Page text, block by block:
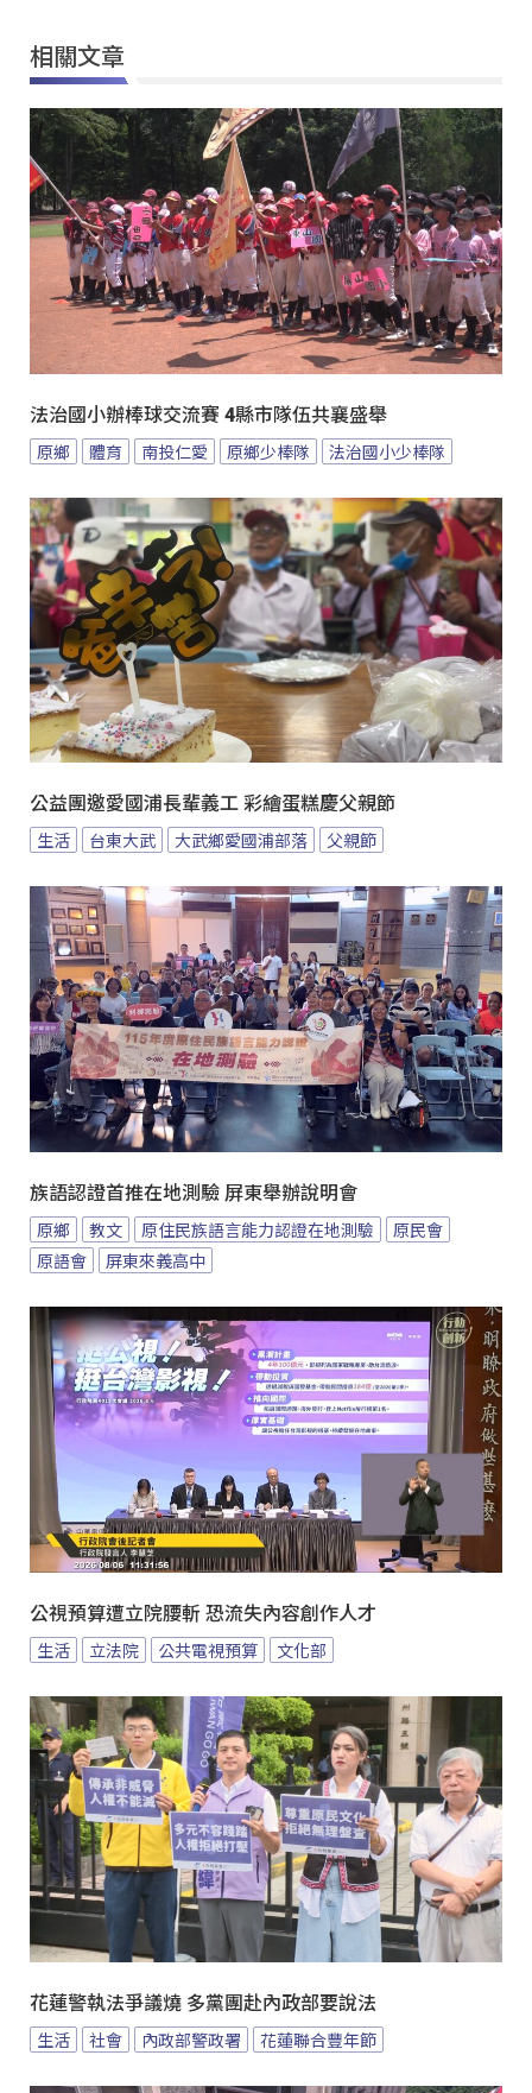
相關文章
法治國小辦棒球交流賽 4縣市隊伍共襄盛舉
原鄉 體育 南投仁愛 原鄉少棒隊 法治國小少棒隊
公益團邀愛國浦長輩義工 彩繪蛋糕慶父親節
生活 台東大武 大武鄉愛國浦部落 父親節
族語認證首推在地測驗 屏東舉辦說明會
原鄉 教文 原住民族語言能力認證在地測驗
原民會
原語會
屏東來義高中
公視預算遭立院腰斬 恐流失內容創作人才
生活 立法院 公共電視預算 文化部
花蓮警執法爭議燒 多黨團赴內政部要說法
生活 社會 內政部警政署 花蓮聯合豐年節